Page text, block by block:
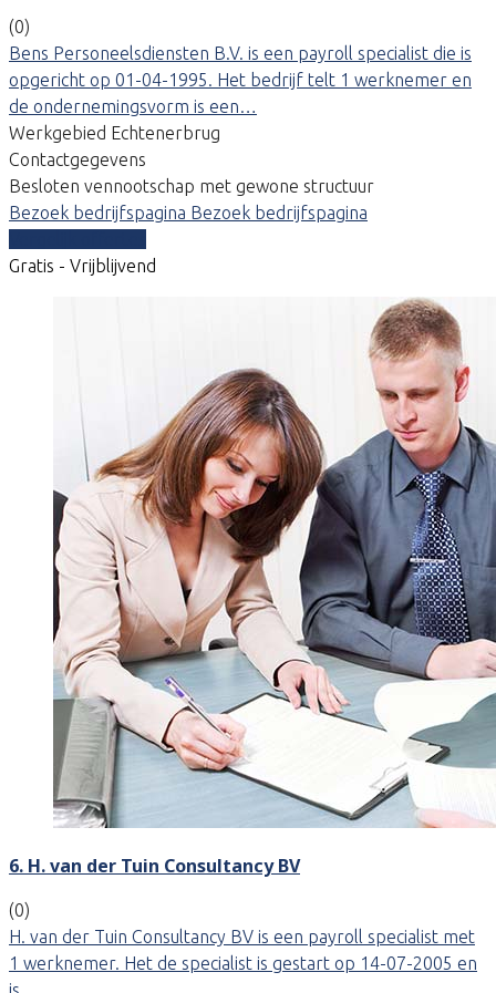
(0)
Bens Personeelsdiensten B.V. is een payroll specialist die is
opgericht op 01-04-1995. Het bedrijf telt 1 werknemer en
de ondernemingsvorm is een…
Werkgebied Echtenerbrug
Contactgegevens
Besloten vennootschap met gewone structuur
Bezoek bedrijfspagina Bezoek bedrijfspagina
Gratis - Vrijblijvend
6. H. van der Tuin Consultancy BV
(0)
H. van der Tuin Consultancy BV is een payroll specialist met
1 werknemer. Het de specialist is gestart op 14-07-2005 en